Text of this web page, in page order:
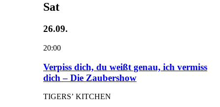
Sat
26.09.
20:00
Verpiss dich, du weißt genau, ich vermiss
dich – Die Zaubershow
TIGERS’ KITCHEN